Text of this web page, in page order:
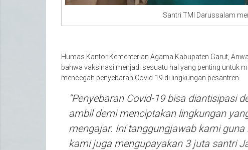
Santri TMI Darussalam
Humas Kantor Kementerian Agama Kabupaten Garut,
bahwa vaksinasi menjadi sesuatu hal yang penting untuk
mencegah penyebaran Covid-19 di lingkungan pesantren.
“Penyebaran Covid-19 bisa diantisipasi
ambil demi menciptakan lingkungan
mengajar. Ini tanggungjawab kami
kami juga mengupayakan 3 juta santri